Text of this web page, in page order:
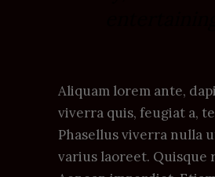
Aliquam lorem ante,
viverra quis, feugiat a,
Phasellus viverra nulla
varius laoreet. Quisque